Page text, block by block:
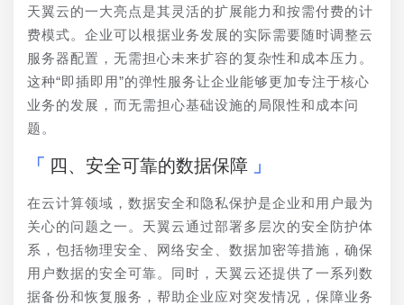
天翼云的一大亮点是其灵活的扩展能力和按需付费的计
费模式。企业可以根据业务发展的实际需要随时调整云
服务器配置，无需担心未来扩容的复杂性和成本压力。
这种“即插即用”的弹性服务让企业能够更加专注于核心
业务的发展，而无需担心基础设施的局限性和成本问
题。
四、安全可靠的数据保障
在云计算领域，数据安全和隐私保护是企业和用户最为
关心的问题之一。天翼云通过部署多层次的安全防护体
系，包括物理安全、网络安全、数据加密等措施，确保
用户数据的安全可靠。同时，天翼云还提供了一系列数
据备份和恢复服务，帮助企业应对突发情况，保障业务